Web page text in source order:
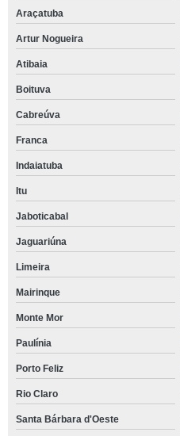
Araçatuba
Artur Nogueira
Atibaia
Boituva
Cabreúva
Franca
Indaiatuba
Itu
Jaboticabal
Jaguariúna
Limeira
Mairinque
Monte Mor
Paulínia
Porto Feliz
Rio Claro
Santa Bárbara d'Oeste